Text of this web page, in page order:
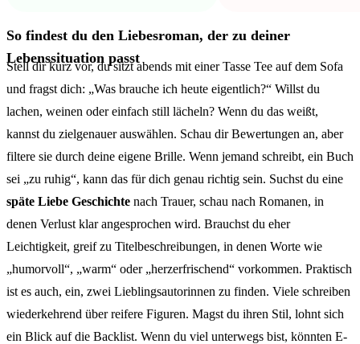
So findest du den Liebesroman, der zu deiner
Lebenssituation passt
Stell dir kurz vor, du sitzt abends mit einer Tasse Tee auf dem Sofa
und fragst dich: „Was brauche ich heute eigentlich?“ Willst du
lachen, weinen oder einfach still lächeln? Wenn du das weißt,
kannst du zielgenauer auswählen. Schau dir Bewertungen an, aber
filtere sie durch deine eigene Brille. Wenn jemand schreibt, ein Buch
sei „zu ruhig“, kann das für dich genau richtig sein. Suchst du eine
späte Liebe Geschichte nach Trauer, schau nach Romanen, in
denen Verlust klar angesprochen wird. Brauchst du eher
Leichtigkeit, greif zu Titelbeschreibungen, in denen Worte wie
„humorvoll“, „warm“ oder „herzerfrischend“ vorkommen. Praktisch
ist es auch, ein, zwei Lieblingsautorinnen zu finden. Viele schreiben
wiederkehrend über reifere Figuren. Magst du ihren Stil, lohnt sich
ein Blick auf die Backlist. Wenn du viel unterwegs bist, könnten E-